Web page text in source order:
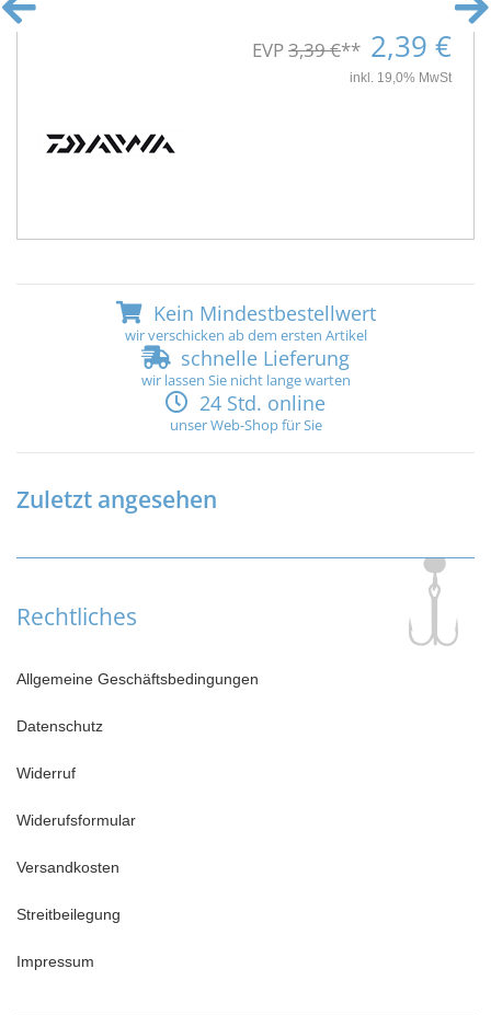
EVP3,39 €** 2,39 €
inkl. 19,0% MwSt
Kein Mindestbestellwert
wir verschicken ab dem ersten Artikel
schnelle Lieferung
wir lassen Sie nicht lange warten
24 Std. online
unser Web-Shop für Sie
Zuletzt angesehen
Rechtliches
Allgemeine Geschäftsbedingungen
Datenschutz
Widerruf
Widerufsformular
Versandkosten
Streitbeilegung
Impressum